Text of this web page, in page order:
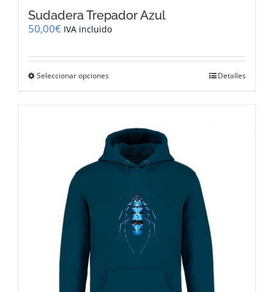
Sudadera Trepador Azul
50,00€ IVA incluido
Seleccionar opciones
variantes.
Las
opciones
se
elegir
en
página
de
producto
Detalles